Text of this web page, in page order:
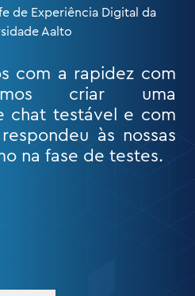
de Experiência Digital da
Aalto
com a rapidez com
criar uma
chat testável e com
às nossas
na fase de testes.